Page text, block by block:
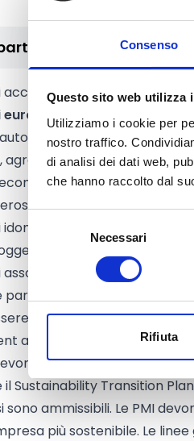
Consenso
Questo sito web utilizza
Utilizziamo i cookie per
nostro traffico.
di analisi dei dati web,
che hanno raccolto dal
consenso
Necessari
Rifiuta
per lo STAGE Open
europeidefiniti dalla CE, tra
industrie ad alta
agroalimentare, salute,
di prossimità e
e difesa.
a ricevere
giuridico con sede in
a Horizon Europe.
partecipano al programma di
già state reclutate
and Recruitment
completare le fasi
Sustainability Transition
sono ammissibili. Le PMI
più sostenibile. Le